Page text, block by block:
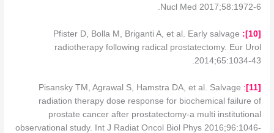
Nucl Med 2017;58:1972-6.
[
10]:
Pfister D, Bolla M, Briganti A, et al. Early salvage
radiotherapy following radical prostatectomy. Eur Urol
2014;65:1034-43.
[
11]
:
Pisansky TM, Agrawal S, Hamstra DA, et al. Salvage
radiation therapy dose response for biochemical failure of
prostate cancer after prostatectomy-a multi institutional
observational study. Int J Radiat Oncol Biol Phys 2016;96:1046-